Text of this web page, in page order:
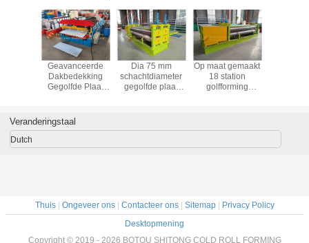
Geavanceerde
Dakbedekking
Gegolfde Plaat
Dia 75 mm
schachtdiameter
gegolfde plaat
productie
Op maat gemaakt
18 station
golfforming
Panasonic PLC-
Veranderingstaal
Dutch
Thuis| Ongeveer ons| Contacteer ons| Sitemap|
Privacy Policy
Desktopmening
Copyright © 2019 - 2026 BOTOU SHITONG COLD ROLL FORMING